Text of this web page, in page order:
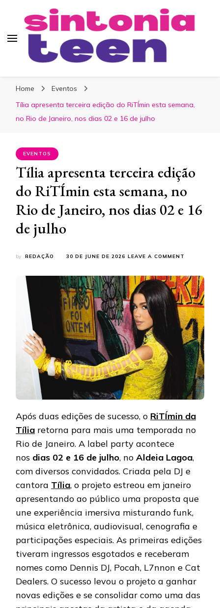
Home
Eventos
Tília apresenta terceira edição do RiTÍmin esta semana,
no Rio de Janeiro, nos dias 02 e 16 de julho
EVENTOS
Tília apresenta terceira edição
do RiTÍmin esta semana, no
Rio de Janeiro, nos dias 02 e 16
de julho
by REDAÇÃO 30 DE JUNE DE 2026 LEAVE A COMMENT
TERCEIRA
EDIÇÃO
DO
RITÍMIN
ESTA
SEMANA,
NO
RIO
DE
JANEIRO,
NOS
DIAS
02
E
DE
Após duas edições de sucesso, o RiTÍmin da
Tília retorna para mais uma temporada no
Rio de Janeiro. A label party acontece
nos dias 02 e 16 de julho, no Aldeia Lagoa,
com diversos convidados. Criada pela DJ e
cantora Tília, o projeto estreou em janeiro
apresentando ao público uma proposta que
une experiência imersiva misturando funk,
música eletrônica, audiovisual, cenografia e
participações especiais. As primeiras edições
tiveram ingressos esgotados e receberam
nomes como Dennis DJ, Pocah, L7nnon e Cat
Dealers. O sucesso levou o projeto a ganhar
novas edições e se consolidar como uma das